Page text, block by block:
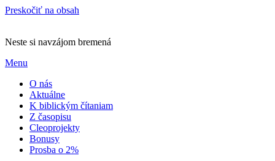
Preskočiť na obsah
Neste si navzájom bremená
Menu
O nás
Aktuálne
K biblickým čítaniam
Z časopisu
Cleoprojekty
Bonusy
Prosba o 2%